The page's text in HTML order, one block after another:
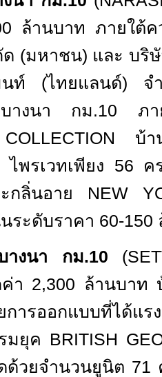
ล้านบาท ภายใต้
(มหาชน) และ บริ
นท์ (ไทยแลนด์) จ
างนา กม.10 ภา
บ้า
พรเวทเพียง 56 ค
กลิ่นอาย NEW
ระดับราคา 60-150
างนา กม.10
า 2,300 ล้านบาท
การออกแบบที่ได้แร
มยุค BRITISH
ด้วยจำนวนยูนิต 71